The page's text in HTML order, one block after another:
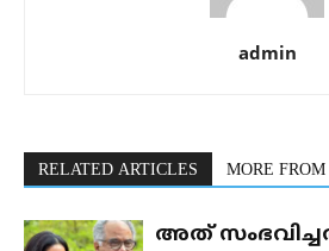
admin
RELATED ARTICLES MORE
അത്